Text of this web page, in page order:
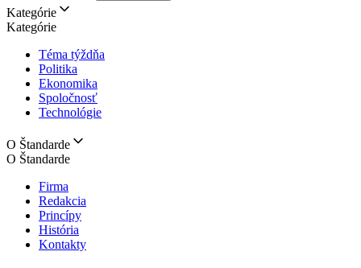
Kategórie
Kategórie
Téma týždňa
Politika
Ekonomika
Spoločnosť
Technológie
O Štandarde
O Štandarde
Firma
Redakcia
Princípy
História
Kontakty